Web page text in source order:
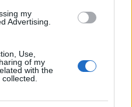
my
Advertising.
Use,
of my
with the
Κατσανδρή,
Τζένη
Αντιγόνη
οΣτέλιος Μάινας